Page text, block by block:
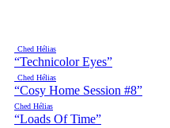
Ched Hélias
“Technicolor Eyes”
Ched Hélias
“Cosy Home Session #8”
Ched Hélias
“Loads Of Time”